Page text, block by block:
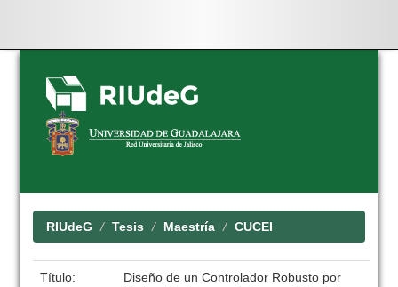
Skip
navigation
RIUdeG Tesis Maestría CUCEI
Título:
Diseño de un Controlador Robusto por